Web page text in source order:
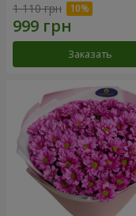
1 110 грн
Заказать